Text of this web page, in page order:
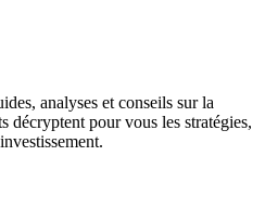
analyses et conseils sur la
décryptent pour vous les stratégies,